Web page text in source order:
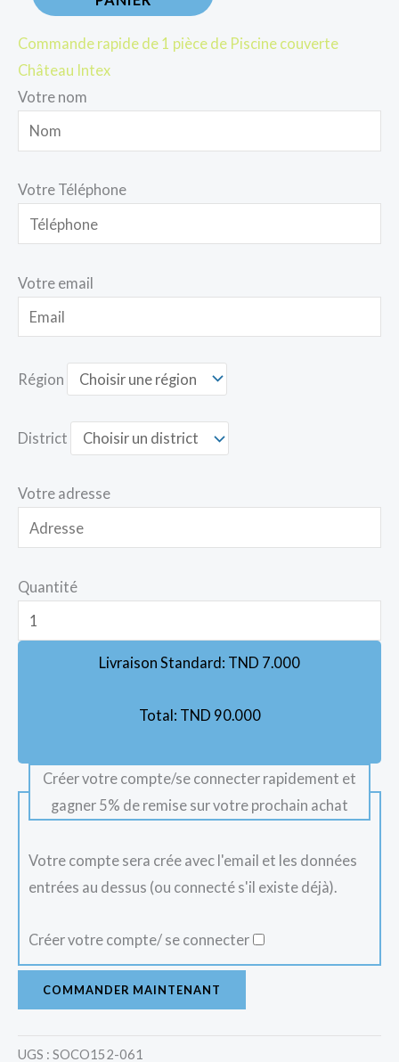
Commande rapide de 1 pièce de Piscine couverte
Château Intex
Votre nom
Votre Téléphone
Votre email
Région
District
Votre adresse
Quantité
Livraison Standard: TND 7.000
Total: TND 90.000
Créer votre compte/se connecter rapidement et
gagner 5% de remise sur votre prochain achat
Votre compte sera crée avec l'email et les données
entrées au dessus (ou connecté s'il existe déjà).
Créer votre compte/ se connecter
COMMANDER MAINTENANT
UGS : SOCO152-061